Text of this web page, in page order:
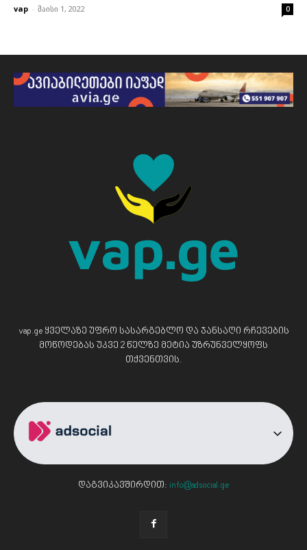
vap - მაისი 1, 2022 0
vap.ge ყველაზე უფრო სასარგებლო და ჯანსაღი რჩევების
მოწოდებას უკვე 2 წელზე მეტია უზრუნველყოფს
თქვენთვის.
დაგვიკავშირდით: info@adsocial.ge